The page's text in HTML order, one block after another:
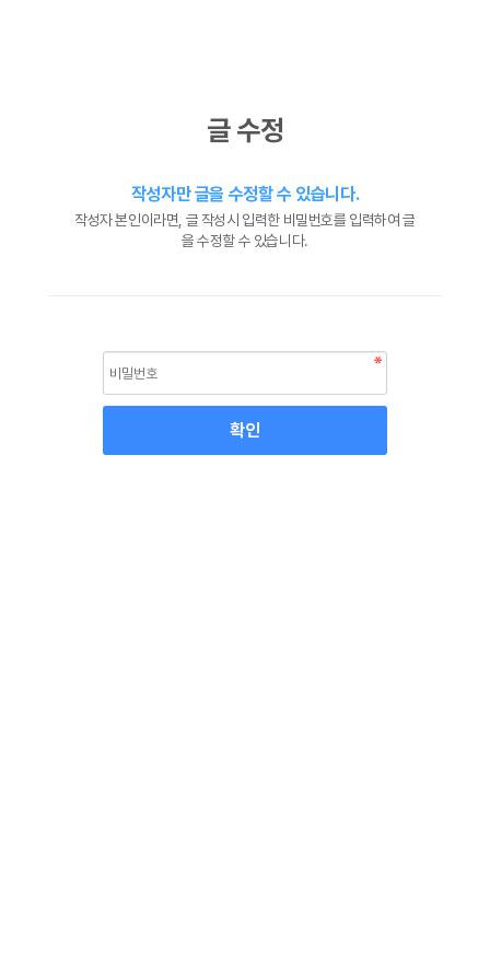
글 수정
작성자만 글을 수정할 수 있습니다.
작성자 본인이라면, 글 작성시 입력한 비밀번호를 입력하여 글
을 수정할 수 있습니다.